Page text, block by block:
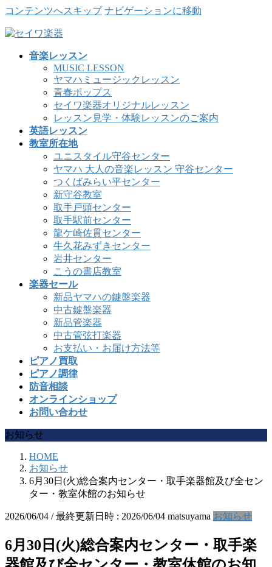
コンテンツへスキップ ナビゲーションに移動
音楽レッスン
MUSIC LESSON
ヤマハミュージックレッスン
青春ポップス
セイワ楽器オリジナルレッスン
レッスン見学・体験レッスンのご案内
英語レッスン
教室所在地
ユニスタイル守谷センター
ヤマハ 大人の音楽レッスン 守谷センター
つくばみらい平センター
新守谷教室
取手戸頭センター
取手駅前センター
龍ケ崎佐貫センター
牛久花みずきセンター
岩井センター
こうの書店教室
楽器セール
新品ヤマハの鍵盤楽器
中古鍵盤楽器
新品管楽器
中古管弦打楽器
お支払い・お届け方法等
ピアノ買取
ピアノ調律
防音相談
オンラインショップ
お問い合わせ
お知らせ
HOME
お知らせ
6月30日(火)総合案内センター・取手楽器館及び全セン
ター・教室休館のお知らせ
2026/06/04 / 最終更新日時 : 2026/06/04 matsuyama お知らせ
6月30日(火)総合案内センター・取手楽